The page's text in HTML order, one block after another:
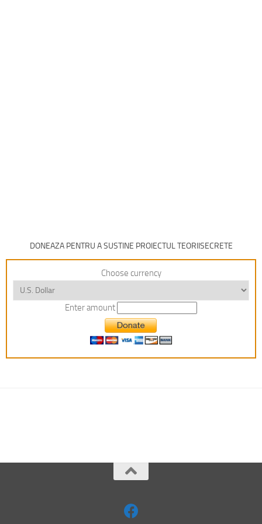
DONEAZA PENTRU A SUSTINE PROIECTUL TEORIISECRETE
Choose currency
Enter amount